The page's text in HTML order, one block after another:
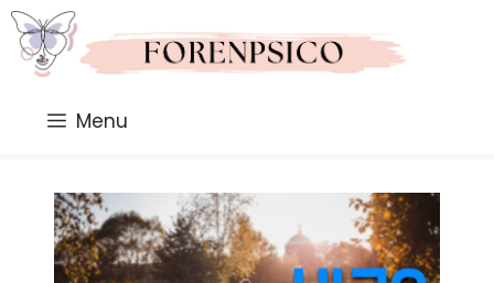
Saltar
al
contenido
Menu